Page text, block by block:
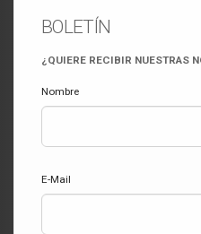
BOLETÍN
¿QUIERE RECIBIR NUESTRAS
Nombre
E-Mail